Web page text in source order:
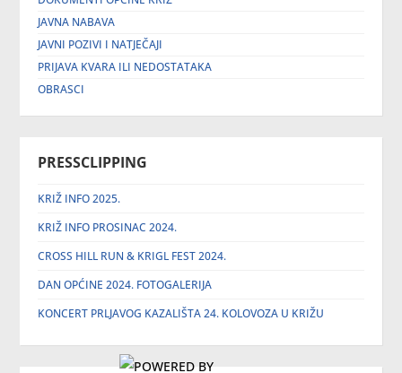
JAVNA NABAVA
JAVNI POZIVI I NATJEČAJI
PRIJAVA KVARA ILI NEDOSTATAKA
OBRASCI
PRESSCLIPPING
KRIŽ INFO 2025.
KRIŽ INFO PROSINAC 2024.
CROSS HILL RUN & KRIGL FEST 2024.
DAN OPĆINE 2024. FOTOGALERIJA
KONCERT PRLJAVOG KAZALIŠTA 24. KOLOVOZA U KRIŽU